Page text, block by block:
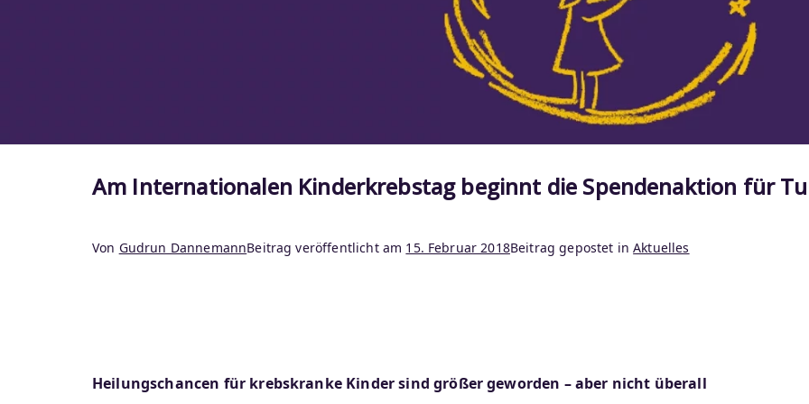
Am Internationalen Kinderkrebstag beginnt die Spendenaktion für
Von Gudrun DannemannBeitrag veröffentlicht am 15. Februar 2018Beitrag gepostet inAktuelles
Heilungschancen für krebskranke Kinder sind größer geworden – aber nicht überall